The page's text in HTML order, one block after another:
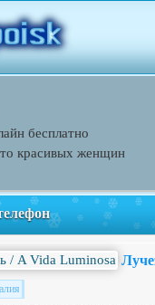
бесплатно
красивых женщин